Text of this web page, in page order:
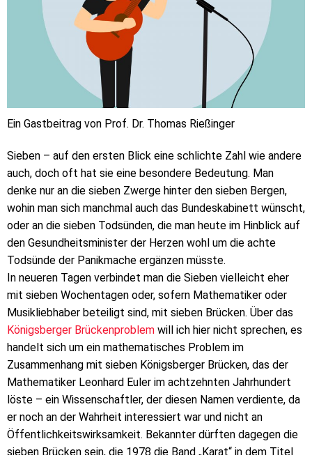
Ein Gastbeitrag von Prof. Dr. Thomas Rießinger
Sieben – auf den ersten Blick eine schlichte Zahl wie andere
auch, doch oft hat sie eine besondere Bedeutung. Man
denke nur an die sieben Zwerge hinter den sieben Bergen,
wohin man sich manchmal auch das Bundeskabinett wünscht,
oder an die sieben Todsünden, die man heute im Hinblick auf
den Gesundheitsminister der Herzen wohl um die achte
Todsünde der Panikmache ergänzen müsste.
In neueren Tagen verbindet man die Sieben vielleicht eher
mit sieben Wochentagen oder, sofern Mathematiker oder
Musikliebhaber beteiligt sind, mit sieben Brücken. Über das
Königsberger Brückenproblem will ich hier nicht sprechen, es
handelt sich um ein mathematisches Problem im
Zusammenhang mit sieben Königsberger Brücken, das der
Mathematiker Leonhard Euler im achtzehnten Jahrhundert
löste – ein Wissenschaftler, der diesen Namen verdiente, da
er noch an der Wahrheit interessiert war und nicht an
Öffentlichkeitswirksamkeit. Bekannter dürften dagegen die
sieben Brücken sein, die 1978 die Band „Karat“ in dem Titel